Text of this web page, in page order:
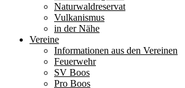
Naturwaldreservat
Vulkanismus
in der Nähe
Vereine
Informationen aus den Vereinen
Feuerwehr
SV Boos
Pro Boos